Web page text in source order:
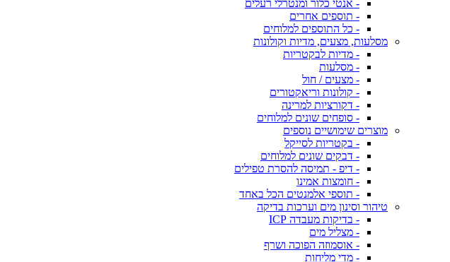
- אנטי כלור ומנטרלי רעלים
- תוספים אחרים
- כל התוספים למלוחים
מסלעות, מצעים, מדיות וקולונות
- מדיות לבקטריות
- מסלעות
- מצעים / חול
- קולונות וריאקטורים
- דקורציות למרינה
- סופחים שונים למלוחים
מוצרים שימושיים נוספים
- בקטריות לסייקל
- דבקים שונים למלוחים
- דיפ - תמיסה להסרת טפילים
- חומצות אמינו
- תוספי אלמנטים הכל באחד
טיהור וסינון מים וערכות בדיקה
- בדיקות מעבדה ICP
- מצליל מים
- אוסמוזה הפוכה ושרף
- מדי מליחות